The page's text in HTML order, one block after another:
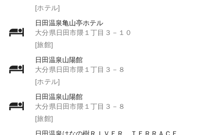
[ホテル]
日田温泉亀山亭ホテル
大分県日田市隈１丁目３－１０
[旅館]
日田温泉山陽館
大分県日田市隈１丁目３－８
[ホテル]
日田温泉山陽館
大分県日田市隈１丁目３－８
[旅館]
日田温泉はなの樹ＲＩＶＥＲ ＴＥＲＲＡＣＥ